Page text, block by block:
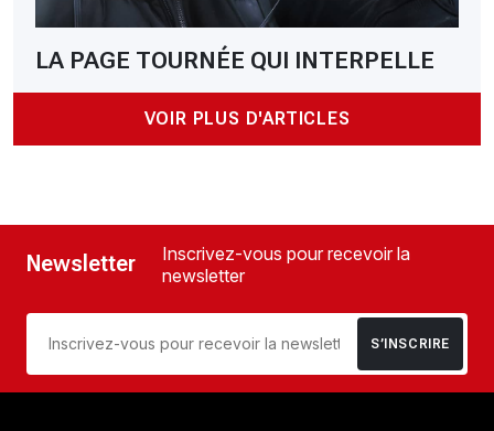
LA PAGE TOURNÉE QUI INTERPELLE
VOIR PLUS D'ARTICLES
Newsletter
Inscrivez-vous pour recevoir la
newsletter
S’INSCRIRE